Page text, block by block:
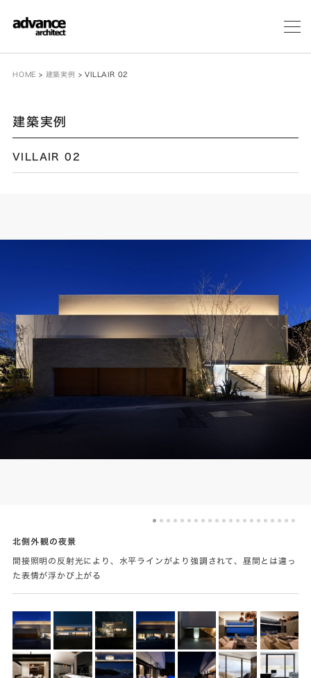
メ
HOME > 建築実例 >VILLAIR 02
建築実例
VILLAIR 02
北側外観の夜景
間接照明の反射光により、水平ラインがより強調されて、昼間とは違っ
た表情が浮かび上がる